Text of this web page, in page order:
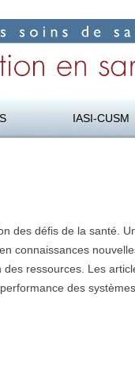
IASI-CUSM
des défis de la santé.
connaissances
des ressources. Les
des